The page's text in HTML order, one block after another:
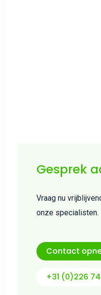
Gesprek
Vraag nu
onze specialisten.
Contact
+31 (0)226